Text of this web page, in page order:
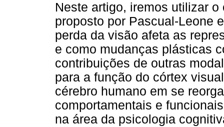
Neste artigo, iremos utilizar
proposto por Pascual-Leone
perda da visão afeta as
e como mudanças plásticas
contribuições de outras
para a função do córtex
cérebro humano em se
comportamentais e
na área da psicologia